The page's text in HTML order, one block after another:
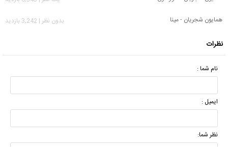
همایون شجریان - مینا
بدون نظر | 3,242 بازدید
نظرات
نام شما :
ایمیل :
نظر شما: